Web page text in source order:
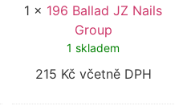
1 × 196 Ballad JZ Nails
Group
1 skladem
215 Kč včetně DPH